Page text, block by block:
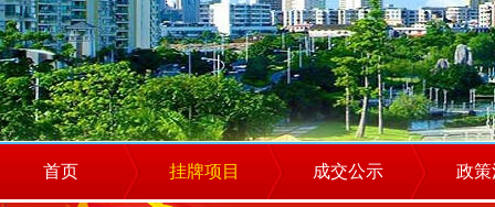
首页 挂牌项目 成交公示 政